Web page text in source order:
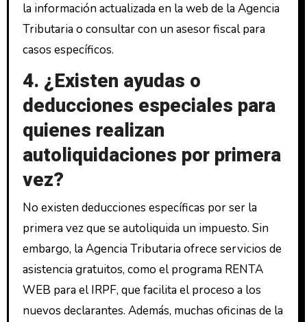
la información actualizada en la web de la Agencia
Tributaria o consultar con un asesor fiscal para
casos específicos.
4. ¿Existen ayudas o
deducciones especiales para
quienes realizan
autoliquidaciones por primera
vez?
No existen deducciones específicas por ser la
primera vez que se autoliquida un impuesto. Sin
embargo, la Agencia Tributaria ofrece servicios de
asistencia gratuitos, como el programa RENTA
WEB para el IRPF, que facilita el proceso a los
nuevos declarantes. Además, muchas oficinas de la